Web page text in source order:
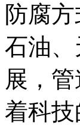
防腐
石油
展，
着科